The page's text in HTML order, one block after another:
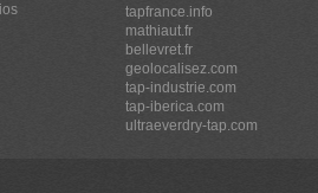
tapfrance.info
mathiaut.fr
bellevret.fr
geolocalisez.com
tap-industrie.com
tap-iberica.com
ultraeverdry-tap.com